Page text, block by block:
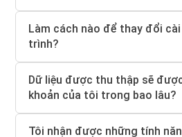
Làm cách nào để thay đổi
trình?
Dữ liệu được thu thập sẽ
khoản của tôi trong bao lâu?
Tôi nhận được những tính